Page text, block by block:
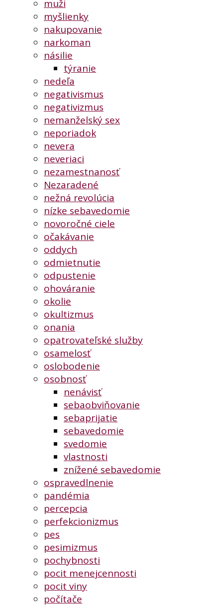
muži
myšlienky
nakupovanie
narkoman
násilie
týranie
nedeľa
negativismus
negativizmus
nemanželský sex
neporiadok
nevera
neveriaci
nezamestnanosť
Nezaradené
nežná revolúcia
nízke sebavedomie
novoročné ciele
očakávanie
oddych
odmietnutie
odpustenie
ohováranie
okolie
okultizmus
onania
opatrovateľské služby
osamelosť
oslobodenie
osobnosť
nenávisť
sebaobviňovanie
sebaprijatie
sebavedomie
svedomie
vlastnosti
znížené sebavedomie
ospravedlnenie
pandémia
percepcia
perfekcionizmus
pes
pesimizmus
pochybnosti
pocit menejcennosti
pocit viny
počítače